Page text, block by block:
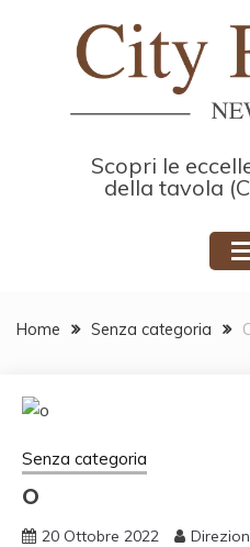
Scopri le
della tavola
Home Senza categoria
Senza categoria
O
20 Ottobre 2022